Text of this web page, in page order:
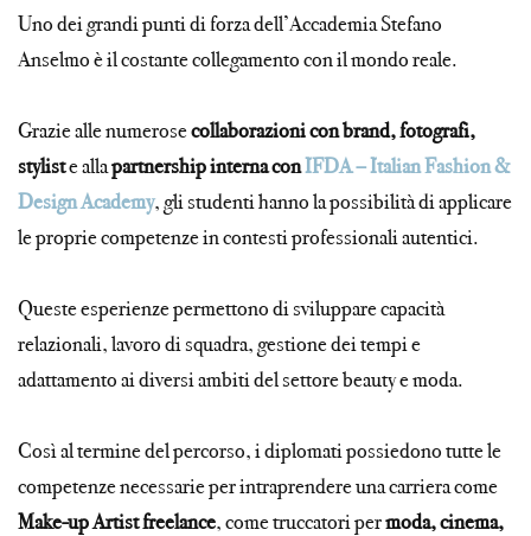
Uno dei grandi punti di forza dell’Accademia Stefano
Anselmo è il costante collegamento con il mondo reale.
Grazie alle numerosecollaborazioni con brand, fotografi,
styliste allapartnership interna conIFDA – Italian Fashion &
Design Academy, gli studenti hanno la possibilità di applicare
le proprie competenze in contesti professionali autentici.
Queste esperienze permettono di sviluppare capacità
relazionali, lavoro di squadra, gestione dei tempi e
adattamento ai diversi ambiti del settore beauty e moda.
Così al termine del percorso, i diplomati possiedono tutte le
competenze necessarie per intraprendere una carriera come
Make-up Artist freelance, come truccatori permoda, cinema,